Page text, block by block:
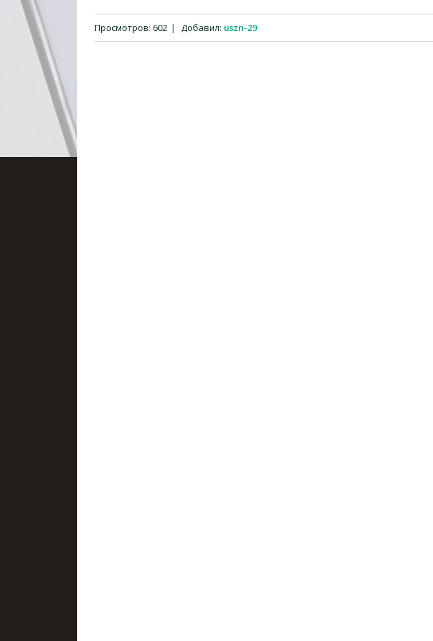
Просмотров: 602 | Добавил: uszn-29